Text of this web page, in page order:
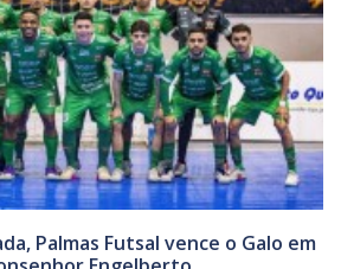
Palmas Futsal vence o Galo em